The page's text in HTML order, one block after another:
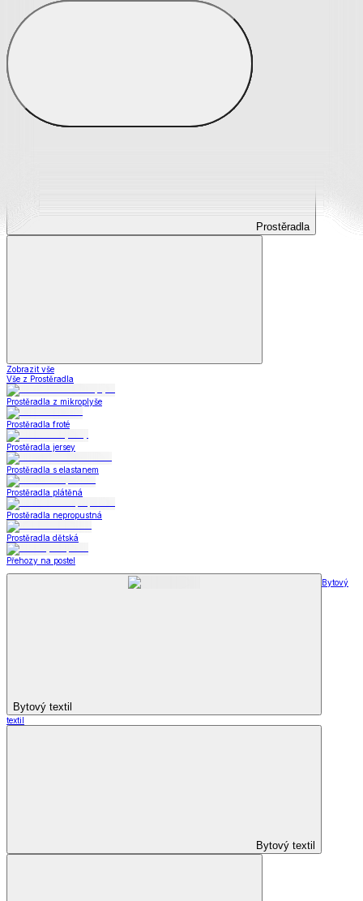
Prostěradla
Prostěradla
Zobrazit vše
Vše z Prostěradla
Prostěradla z mikroplyše
Prostěradla froté
Prostěradla jersey
Prostěradla s elastanem
Prostěradla plátěná
Prostěradla nepropustná
Prostěradla dětská
Přehozy na postel
Bytový textil
Bytový
textil
Bytový textil